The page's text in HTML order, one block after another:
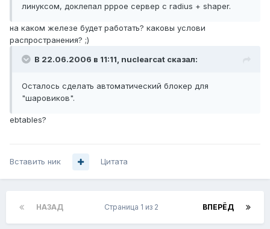
линуксом, доклепал pppoe сервер с radius + shaper.
на каком железе будет работать? каковы услови
распространения? ;)
В 22.06.2006 в 11:11, nuclearcat сказал:
Осталось сделать автоматический блокер для
"шаровиков".
ebtables?
Вставить ник Цитата
НАЗАД ВПЕРЁД
Страница 1 из 2